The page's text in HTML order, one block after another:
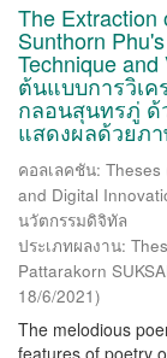
The Extraction
Sunthorn
Technique
ต้นแบบการวิเ
กลอนสุนทรภู่ ด้
แสดงผลด้วยภ
คอลเลคชัน:
and Digital
นวัตกรรมดิจิทัล
ประเภทผลงาน:
Pattarakorn
18/6/2021)
The melodious
features of poetry